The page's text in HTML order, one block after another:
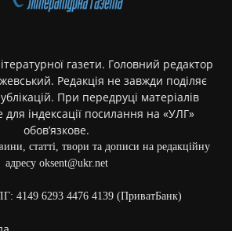
газети. Головний редактор
Редакція не завжди поділяє
При передруці матеріалів
для індексації посилання на «УЛГ»
обов’язкове.
статті, твори та дописи на редакційну
адресу oksent@ukr.net
4149 6293 4476 4139 (ПриватБанк)